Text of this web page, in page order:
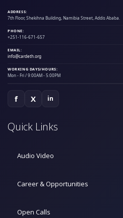
ADDRESS:
7th Floor, Shekihna Building, Namibia Street, Addis Ababa.
PHONE:
+251-116-671-657
EMAIL:
info@cardeth.org
WORKING DAYS/HOURS:
Mon - Fri / 9:00AM - 5:00PM
f X in
Quick Links
Audio Video
Career & Opportunities
Open Calls